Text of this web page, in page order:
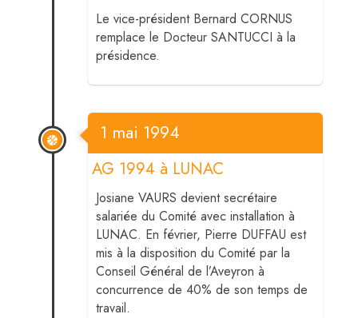
Le vice-président Bernard CORNUS
remplace le Docteur SANTUCCI à la
présidence.
AG 1994 à LUNAC
1 mai 1994
Josiane VAURS devient secrétaire
salariée du Comité avec installation à
LUNAC. En février, Pierre DUFFAU est
mis à la disposition du Comité par la
Conseil Général de l’Aveyron à
concurrence de 40% de son temps de
travail.